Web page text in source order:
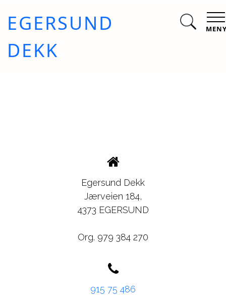
EGERSUND
DEKK
Egersund Dekk
Jærveien 184,
4373 EGERSUND
Org. 979 384 270
915 75 486